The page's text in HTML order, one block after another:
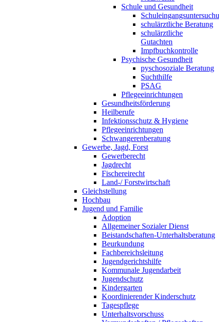
Schule und Gesundheit
schulärztliche Beratung
schulärztliche
Gutachten
Impfbuchkontrolle
Psychische Gesundheit
pyschosoziale Beratung
Suchthilfe
PSAG
Pflegeeinrichtungen
Gesundheitsförderung
Heilberufe
Infektionsschutz & Hygiene
Pflegeeinrichtungen
Schwangerenberatung
Gewerbe, Jagd, Forst
Gewerberecht
Jagdrecht
Fischereirecht
Land-/ Forstwirtschaft
Gleichstellung
Hochbau
Jugend und Familie
Adoption
Allgemeiner Sozialer Dienst
Beistandschaften-Unterhaltsberatung
Beurkundung
Fachbereichsleitung
Jugendgerichtshilfe
Kommunale Jugendarbeit
Jugendschutz
Kindergarten
Koordinierender Kinderschutz
Tagespflege
Unterhaltsvorschuss